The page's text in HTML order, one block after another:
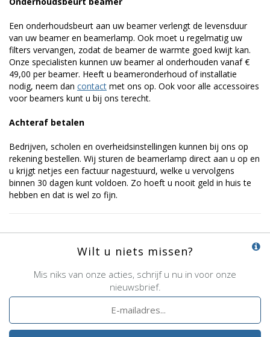
Een onderhoudsbeurt aan uw beamer verlengt de levensduur
van uw beamer en beamerlamp. Ook moet u regelmatig uw
filters vervangen, zodat de beamer de warmte goed kwijt kan.
Onze specialisten kunnen uw beamer al onderhouden vanaf €
49,00 per beamer. Heeft u beameronderhoud of installatie
nodig, neem dan contact met ons op. Ook voor alle accessoires
voor beamers kunt u bij ons terecht.
Achteraf betalen
Bedrijven, scholen en overheidsinstellingen kunnen bij ons op
rekening bestellen. Wij sturen de beamerlamp direct aan u op en
u krijgt netjes een factuur nagestuurd, welke u vervolgens
binnen 30 dagen kunt voldoen. Zo hoeft u nooit geld in huis te
hebben en dat is wel zo fijn.
Wilt u niets missen?
Mis niks van onze acties, schrijf u nu in voor onze
nieuwsbrief.